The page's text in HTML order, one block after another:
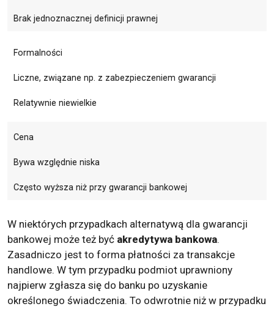
Brak jednoznacznej definicji prawnej
Formalności
Liczne, związane np. z zabezpieczeniem gwarancji
Relatywnie niewielkie
Cena
Bywa względnie niska
Często wyższa niż przy gwarancji bankowej
W niektórych przypadkach alternatywą dla gwarancji
bankowej może też być akredytywa bankowa.
Zasadniczo jest to forma płatności za transakcje
handlowe. W tym przypadku podmiot uprawniony
najpierw zgłasza się do banku po uzyskanie
określonego świadczenia. To odwrotnie niż w przypadku